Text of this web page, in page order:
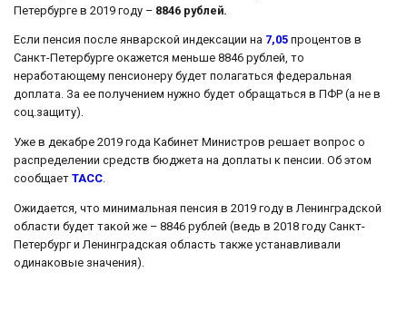
Петербурге в 2019 году – 8846 рублей.
Если пенсия после январской индексации на 7,05 процентов в
Санкт-Петербурге окажется меньше 8846 рублей, то
неработающему пенсионеру будет полагаться федеральная
доплата. За ее получением нужно будет обращаться в ПФР (а не в
соц.защиту).
Уже в декабре 2019 года Кабинет Министров решает вопрос о
распределении средств бюджета на доплаты к пенсии. Об этом
сообщает ТАСС.
Ожидается, что минимальная пенсия в 2019 году в Ленинградской
области будет такой же – 8846 рублей (ведь в 2018 году Санкт-
Петербург и Ленинградская область также устанавливали
одинаковые значения).